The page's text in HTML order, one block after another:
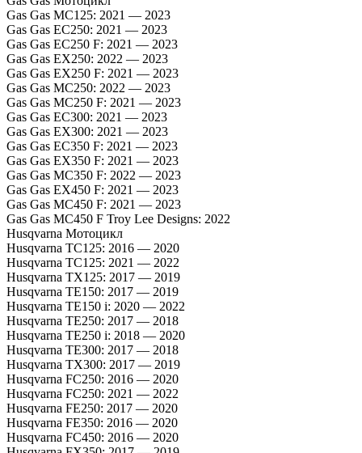
'23;
FANTIC
XX/XE
125
'23-
'24
аналог
HFF5019
Gas Gas MC125: 2021 — 2023
Gas Gas EC250: 2021 — 2023
Gas Gas EC250 F: 2021 — 2023
Gas Gas EX250: 2022 — 2023
Gas Gas EX250 F: 2021 — 2023
Gas Gas MC250: 2022 — 2023
Gas Gas MC250 F: 2021 — 2023
Gas Gas EC300: 2021 — 2023
Gas Gas EX300: 2021 — 2023
Gas Gas EC350 F: 2021 — 2023
Gas Gas EX350 F: 2021 — 2023
Gas Gas MC350 F: 2022 — 2023
Gas Gas EX450 F: 2021 — 2023
Gas Gas MC450 F: 2021 — 2023
Gas Gas MC450 F Troy Lee Designs: 2022
Husqvarna Мотоцикл
Husqvarna TC125: 2016 — 2020
Husqvarna TC125: 2021 — 2022
Husqvarna TX125: 2017 — 2019
Husqvarna TE150: 2017 — 2019
Husqvarna TE150 i: 2020 — 2022
Husqvarna TE250: 2017 — 2018
Husqvarna TE250 i: 2018 — 2020
Husqvarna TE300: 2017 — 2018
Husqvarna TX300: 2017 — 2019
Husqvarna FC250: 2016 — 2020
Husqvarna FC250: 2021 — 2022
Husqvarna FE250: 2017 — 2020
Husqvarna FE350: 2016 — 2020
Husqvarna FC450: 2016 — 2020